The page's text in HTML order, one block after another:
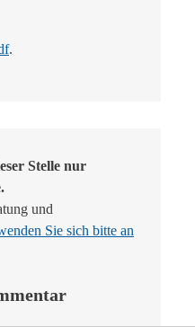
.
Stelle nur
und
Sie sich bitte an